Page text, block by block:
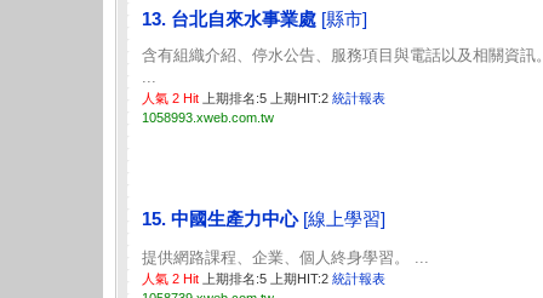
13. 台北自來水事業處 [縣市]
含有組織介紹、停水公告、服務項目與電話以及相關資訊
...
人氣 2 Hit 上期排名:5 上期HIT:2 統計報表
1058993.xweb.com.tw
15. 中國生產力中心 [線上學習]
提供網路課程、企業、個人終身學習。 ...
人氣 2 Hit 上期排名:5 上期HIT:2 統計報表